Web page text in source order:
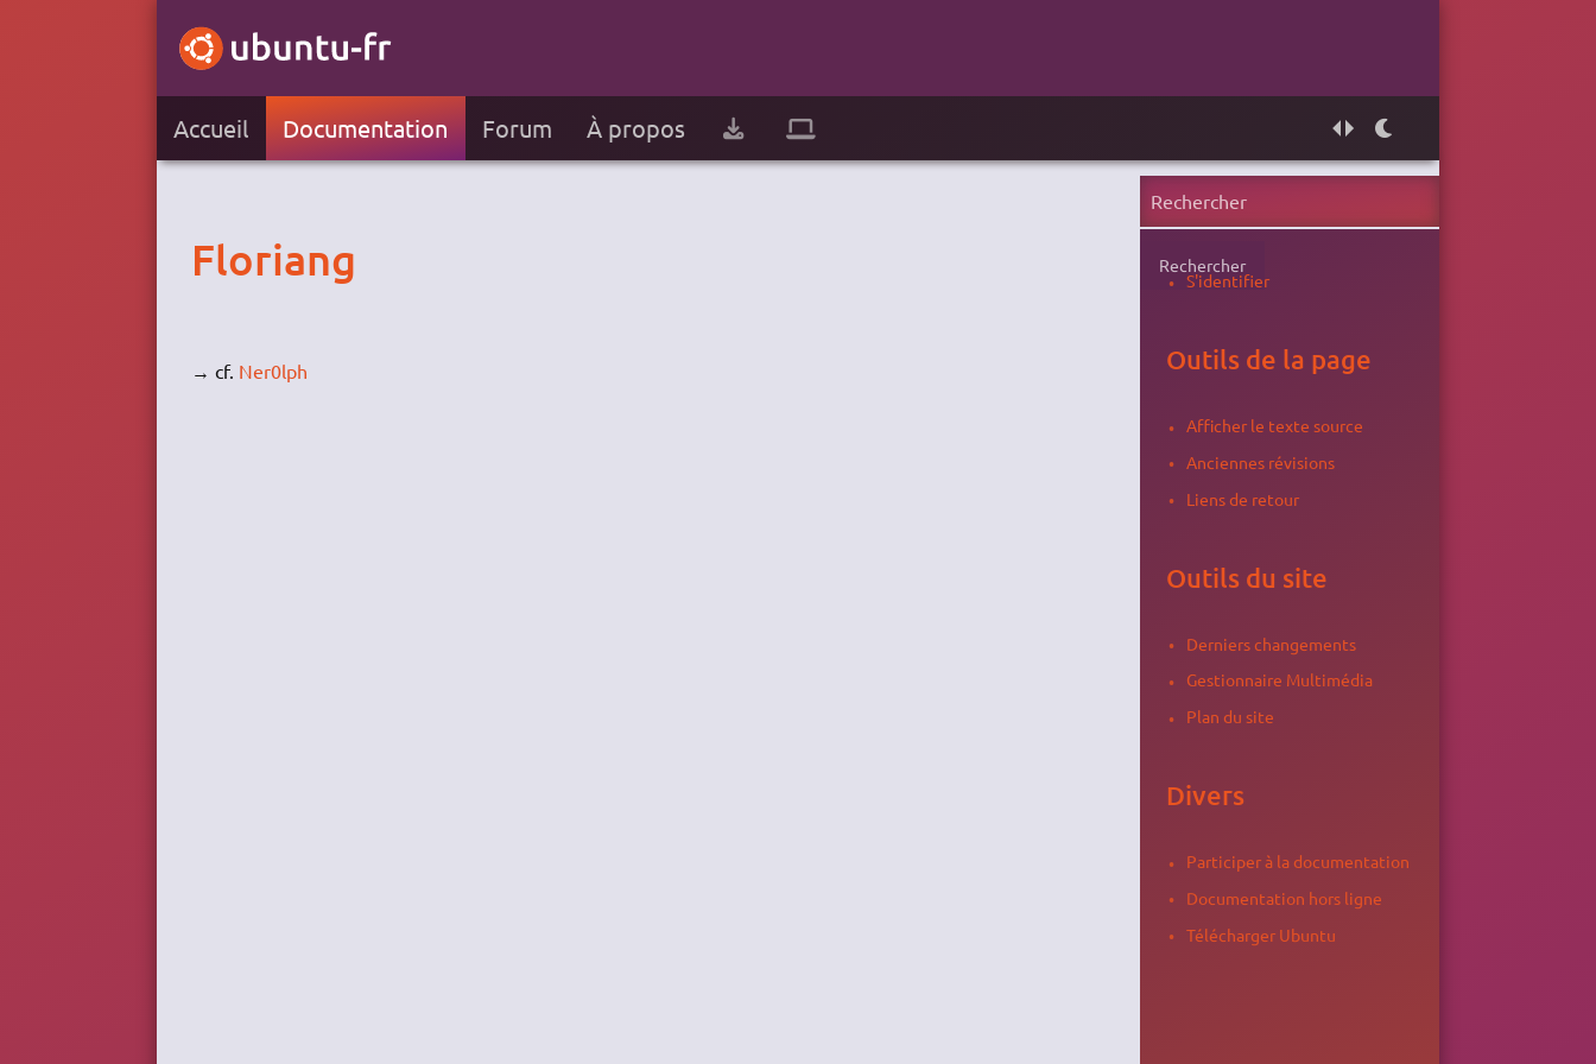
Accueil Documentation Forum À propos
Floriang
→ cf. Ner0lph
Rechercher
S'identifier
Outils de la page
Afficher le texte source
Anciennes révisions
Liens de retour
Outils du site
Derniers changements
Gestionnaire Multimédia
Plan du site
Divers
Participer à la documentation
Documentation hors ligne
Télécharger Ubuntu